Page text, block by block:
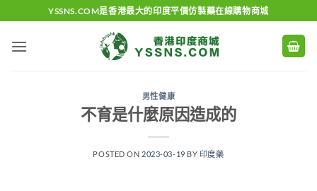
to
content
YSSNS.COM是香港最大的印度平價仿製藥在線購物商城
男性健康
不育是什麼原因造成的
POSTED ON 2023-03-19 BY 印度藥